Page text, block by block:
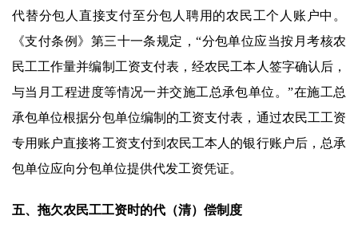
代替分包人直接支付至分包人聘用的农民工个人账户中。
《支付条例》第三十一条规定，“分包单位应当按月考核农
民工工作量并编制工资支付表，经农民工本人签字确认后，
与当月工程进度等情况一并交施工总承包单位。”在施工总
承包单位根据分包单位编制的工资支付表，通过农民工工资
专用账户直接将工资支付到农民工本人的银行账户后，总承
包单位应向分包单位提供代发工资凭证。
五、拖欠农民工工资时的代（清）偿制度